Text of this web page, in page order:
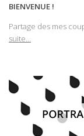
BIENVENUE !
Partage des mes
suite...